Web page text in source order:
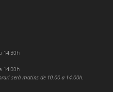
14.30h
14.00h
serà matins de 10.00 a 14.00h.